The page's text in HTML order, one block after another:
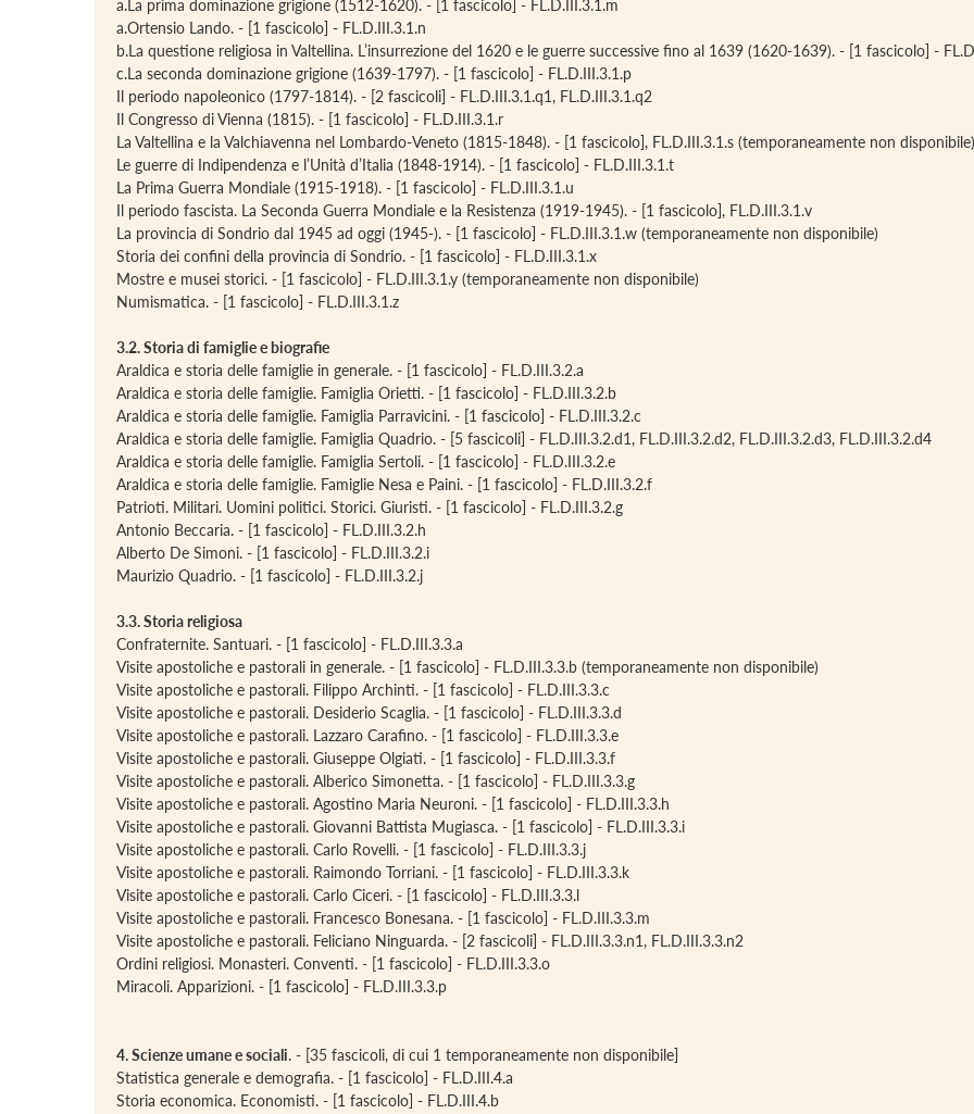
a.La prima dominazione grigione (1512-1620). - [1 fascicolo] - FL.D.III.3.1.m
a.Ortensio Lando. - [1 fascicolo] - FL.D.III.3.1.n
b.La questione religiosa in Valtellina. L’insurrezione del 1620 e le guerre successive fino al 1639 (1620-1639). - [1 fascicolo] -
c.La seconda dominazione grigione (1639-1797). - [1 fascicolo] - FL.D.III.3.1.p
Il periodo napoleonico (1797-1814). - [2 fascicoli] - FL.D.III.3.1.q1, FL.D.III.3.1.q2
Il Congresso di Vienna (1815). - [1 fascicolo] - FL.D.III.3.1.r
La Valtellina e la Valchiavenna nel Lombardo-Veneto (1815-1848). - [1 fascicolo], FL.D.III.3.1.s (temporaneamente non disponibile)
Le guerre di Indipendenza e l’Unità d’Italia (1848-1914). - [1 fascicolo] - FL.D.III.3.1.t
La Prima Guerra Mondiale (1915-1918). - [1 fascicolo] - FL.D.III.3.1.u
Il periodo fascista. La Seconda Guerra Mondiale e la Resistenza (1919-1945). - [1 fascicolo], FL.D.III.3.1.v
La provincia di Sondrio dal 1945 ad oggi (1945-). - [1 fascicolo] - FL.D.III.3.1.w (temporaneamente non disponibile)
Storia dei confini della provincia di Sondrio. - [1 fascicolo] - FL.D.III.3.1.x
Mostre e musei storici. - [1 fascicolo] - FL.D.III.3.1.y (temporaneamente non disponibile)
Numismatica. - [1 fascicolo] - FL.D.III.3.1.z
3.2. Storia di famiglie e biografie
Araldica e storia delle famiglie in generale. - [1 fascicolo] - FL.D.III.3.2.a
Araldica e storia delle famiglie. Famiglia Orietti. - [1 fascicolo] - FL.D.III.3.2.b
Araldica e storia delle famiglie. Famiglia Parravicini. - [1 fascicolo] - FL.D.III.3.2.c
Araldica e storia delle famiglie. Famiglia Quadrio. - [5 fascicoli] - FL.D.III.3.2.d1, FL.D.III.3.2.d2, FL.D.III.3.2.d3, FL.D.III.3.2.d4
Araldica e storia delle famiglie. Famiglia Sertoli. - [1 fascicolo] - FL.D.III.3.2.e
Araldica e storia delle famiglie. Famiglie Nesa e Paini. - [1 fascicolo] - FL.D.III.3.2.f
Patrioti. Militari. Uomini politici. Storici. Giuristi. - [1 fascicolo] - FL.D.III.3.2.g
Antonio Beccaria. - [1 fascicolo] - FL.D.III.3.2.h
Alberto De Simoni. - [1 fascicolo] - FL.D.III.3.2.i
Maurizio Quadrio. - [1 fascicolo] - FL.D.III.3.2.j
3.3. Storia religiosa
Confraternite. Santuari. - [1 fascicolo] - FL.D.III.3.3.a
Visite apostoliche e pastorali in generale. - [1 fascicolo] - FL.D.III.3.3.b (temporaneamente non disponibile)
Visite apostoliche e pastorali. Filippo Archinti. - [1 fascicolo] - FL.D.III.3.3.c
Visite apostoliche e pastorali. Desiderio Scaglia. - [1 fascicolo] - FL.D.III.3.3.d
Visite apostoliche e pastorali. Lazzaro Carafino. - [1 fascicolo] - FL.D.III.3.3.e
Visite apostoliche e pastorali. Giuseppe Olgiati. - [1 fascicolo] - FL.D.III.3.3.f
Visite apostoliche e pastorali. Alberico Simonetta. - [1 fascicolo] - FL.D.III.3.3.g
Visite apostoliche e pastorali. Agostino Maria Neuroni. - [1 fascicolo] - FL.D.III.3.3.h
Visite apostoliche e pastorali. Giovanni Battista Mugiasca. - [1 fascicolo] - FL.D.III.3.3.i
Visite apostoliche e pastorali. Carlo Rovelli. - [1 fascicolo] - FL.D.III.3.3.j
Visite apostoliche e pastorali. Raimondo Torriani. - [1 fascicolo] - FL.D.III.3.3.k
Visite apostoliche e pastorali. Carlo Ciceri. - [1 fascicolo] - FL.D.III.3.3.l
Visite apostoliche e pastorali. Francesco Bonesana. - [1 fascicolo] - FL.D.III.3.3.m
Visite apostoliche e pastorali. Feliciano Ninguarda. - [2 fascicoli] - FL.D.III.3.3.n1, FL.D.III.3.3.n2
Ordini religiosi. Monasteri. Conventi. - [1 fascicolo] - FL.D.III.3.3.o
Miracoli. Apparizioni. - [1 fascicolo] - FL.D.III.3.3.p
4. Scienze umane e sociali. - [35 fascicoli, di cui 1 temporaneamente non disponibile]
Statistica generale e demografia. - [1 fascicolo] - FL.D.III.4.a
Storia economica. Economisti. - [1 fascicolo] - FL.D.III.4.b